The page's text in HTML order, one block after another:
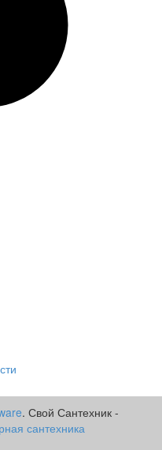
радиаторный прямой,
с точной
. Свой Сантехник -
сантехника